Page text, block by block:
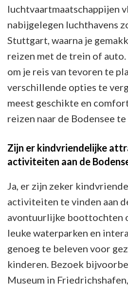
luchtvaartmaatschappijen
nabijgelegen luchthavens
Stuttgart, waarna je
reizen met de trein of auto.
om je reis van tevoren te
verschillende opties te
meest geschikte en
reizen naar de Bodensee
Zijn er kindvriendelijke
activiteiten aan de
Ja, er zijn zeker
activiteiten te vinden aan
avontuurlijke boottochten
leuke waterparken en
genoeg te beleven voor
kinderen. Bezoek
Museum in